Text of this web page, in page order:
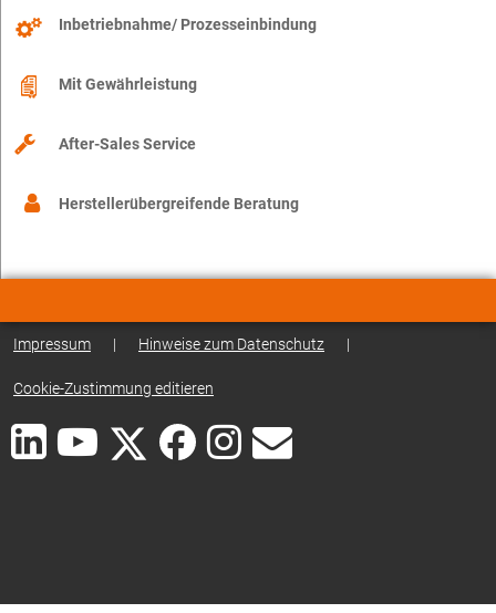
Inbetriebnahme/ Prozesseinbindung
Mit Gewährleistung
After-Sales Service
Herstellerübergreifende Beratung
Impressum | Hinweise zum Datenschutz |
Cookie-Zustimmung editieren